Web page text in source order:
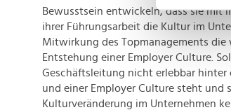
Wir
und die
Website
der Dienste
Bewusstsein entwickeln, dass sie mit
ihrer Führungsarbeit die Kultur im
Mitwirkung des Topmanagements
Entstehung einer Employer Culture.
Geschäftsleitung nicht erlebbar
und einer Employer Culture steht
Kulturveränderung im Unternehmen